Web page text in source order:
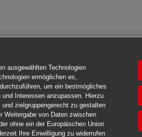
ausgewählten Technologien
ermöglichen es,
um ein bestmögliches
Interessen anzupassen. Hierzu
zielgruppengerecht zu gestalten
Weitergabe von Daten zwischen
ohne ein der Europäischen Union
Ihre Einwilligung zu widerrufen